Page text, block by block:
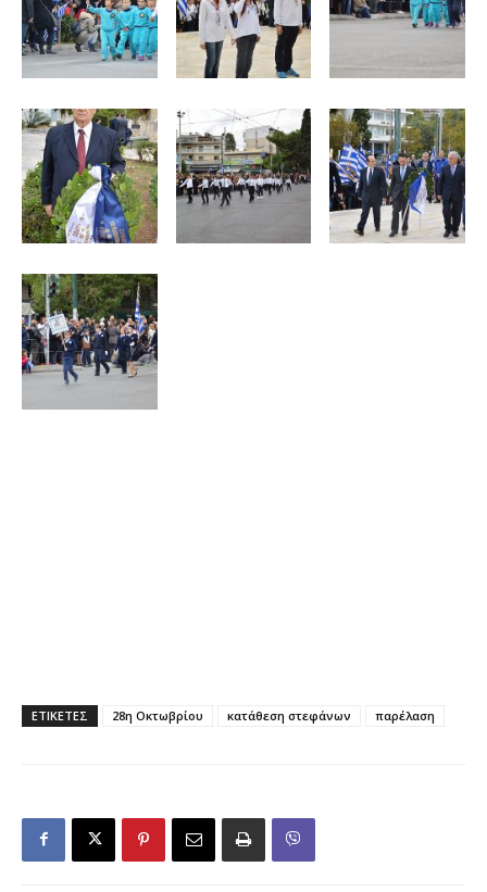
ΕΤΙΚΕΤΕΣ 28η Οκτωβρίου κατάθεση στεφάνων παρέλαση